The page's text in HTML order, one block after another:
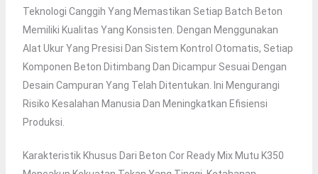
Teknologi Canggih Yang Memastikan Setiap Batch Beton
Memiliki Kualitas Yang Konsisten. Dengan Menggunakan
Alat Ukur Yang Presisi Dan Sistem Kontrol Otomatis, Setiap
Komponen Beton Ditimbang Dan Dicampur Sesuai Dengan
Desain Campuran Yang Telah Ditentukan. Ini Mengurangi
Risiko Kesalahan Manusia Dan Meningkatkan Efisiensi
Produksi.
Karakteristik Khusus Dari Beton Cor Ready Mix Mutu K350